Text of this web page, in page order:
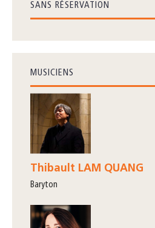
SANS RÉSERVATION
MUSICIENS
Thibault LAM QUANG
baryton